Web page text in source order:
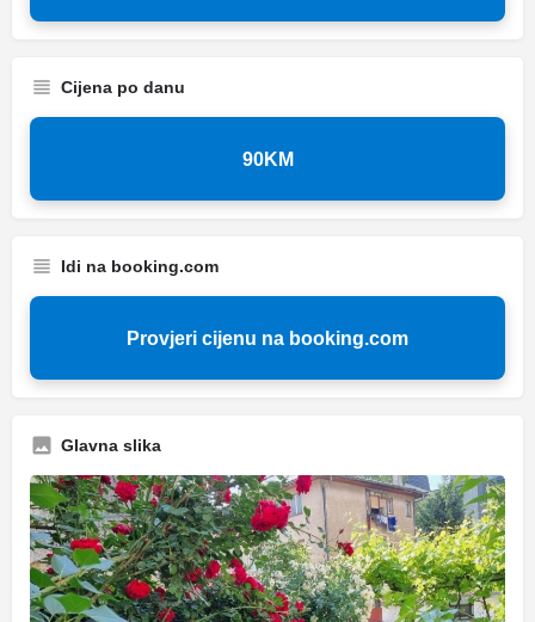
Cijena po danu
90KM
Idi na booking.com
Provjeri cijenu na booking.com
Glavna slika